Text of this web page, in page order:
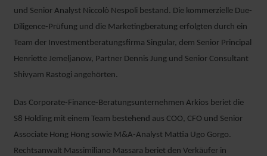
und Senior Analyst Niccolò Nespoli bestand. Die kommerzielle Due-
Diligence-Prüfung und die Marketingberatung erfolgten durch ein
Team der Investmentberatungsfirma Singular, dem Senior Principal
Henriette Jemeljanow, Partner Dennis Jung und Senior Consultant
Shivyam Rastogi angehörten.
Das Corporate-Finance-Beratungsunternehmen Arkios beriet die
S8 Holding mit einem Team bestehend aus COO, CFO und Senior
Associate Hong Hong sowie M&A-Analyst Mattia Ugo Gorgo.
Rechtsanwalt Massimiliano Massara beriet den Verkäufer in
ASSOCIATE